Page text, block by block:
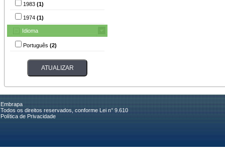
1983 (1)
1974 (1)
Idioma
Português (2)
Embrapa
Todos os direitos reservados, conforme Lei n° 9.610
Política de Privacidade